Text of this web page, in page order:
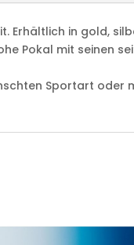
Erhältlich in gold,
Pokal mit seinen
Sportart oder